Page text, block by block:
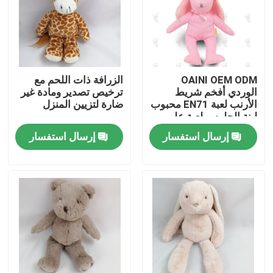
معلومات عنا
جولة في المعمل
رقابة جودة
اتصل بنا
اطلب اقتباس
لعبة القطيفة الناعمة
OAINI OEM ODM
الوردي أفخم شريط
الأرنب لعبة EN71 محبوب
لينة الجلوس لعبة على
شكل حيوان عناق لعبة
أرنب لينةإرسال استفسار
الزرافة ذات اللحم مع
ترخيص تصدير ومادة غير
ضارة لتزيين المنزل
إرسال استفسار